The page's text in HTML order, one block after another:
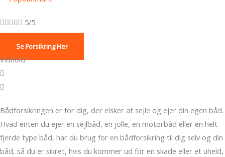
 5/5
Se Forsikring Her
Indhold
Bådforsikringen er for dig, der elsker at sejle og ejer din egen båd.
Hvad enten du ejer en sejlbåd, en jolle, en motorbåd eller en helt
fjerde type båd, har du brug for en bådforsikring til dig selv og din
båd, så du er sikret, hvis du kommer ud for en skade eller et uheld,